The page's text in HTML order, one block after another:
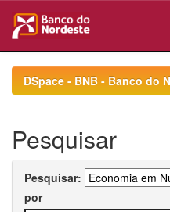
navigationDSpace - BNB - Banco do
Pesquisar
Pesquisar:
por